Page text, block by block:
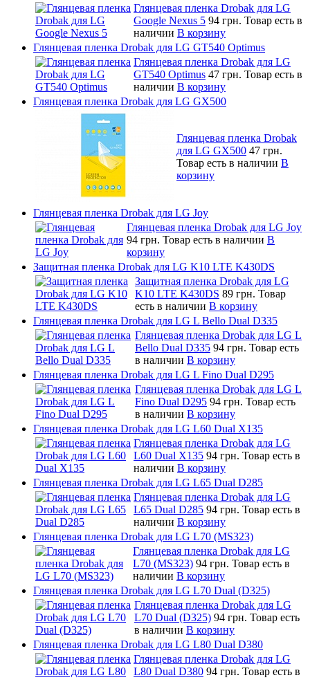
Глянцевая пленка Drobak для LG
Google Nexus 5 94 грн. Товар есть в
наличии В корзину
Глянцевая пленка Drobak для LG GT540 Optimus
Глянцевая пленка Drobak для LG
GT540 Optimus 47 грн. Товар есть в
наличии В корзину
Глянцевая пленка Drobak для LG GX500
Глянцевая пленка Drobak
для LG GX500 47 грн.
Товар есть в наличии В
корзину
Глянцевая пленка Drobak для LG Joy
Глянцевая пленка Drobak для LG Joy
94 грн. Товар есть в наличии В
корзину
Защитная пленка Drobak для LG K10 LTE K430DS
Защитная пленка Drobak для LG
K10 LTE K430DS 89 грн. Товар
есть в наличии В корзину
Глянцевая пленка Drobak для LG L Bello Dual D335
Глянцевая пленка Drobak для LG L
Bello Dual D335 94 грн. Товар есть
в наличии В корзину
Глянцевая пленка Drobak для LG L Fino Dual D295
Глянцевая пленка Drobak для LG L
Fino Dual D295 94 грн. Товар есть
в наличии В корзину
Глянцевая пленка Drobak для LG L60 Dual X135
Глянцевая пленка Drobak для LG
L60 Dual X135 94 грн. Товар есть в
наличии В корзину
Глянцевая пленка Drobak для LG L65 Dual D285
Глянцевая пленка Drobak для LG
L65 Dual D285 94 грн. Товар есть в
наличии В корзину
Глянцевая пленка Drobak для LG L70 (MS323)
Глянцевая пленка Drobak для LG
L70 (MS323) 94 грн. Товар есть в
наличии В корзину
Глянцевая пленка Drobak для LG L70 Dual (D325)
Глянцевая пленка Drobak для LG
L70 Dual (D325) 94 грн. Товар есть
в наличии В корзину
Глянцевая пленка Drobak для LG L80 Dual D380
Глянцевая пленка Drobak для LG
L80 Dual D380 94 грн. Товар есть в